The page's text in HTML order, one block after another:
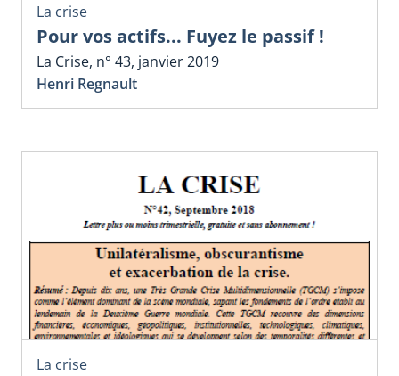
La crise
Pour vos actifs... Fuyez le passif !
La Crise, n° 43, janvier 2019
Henri Regnault
La crise